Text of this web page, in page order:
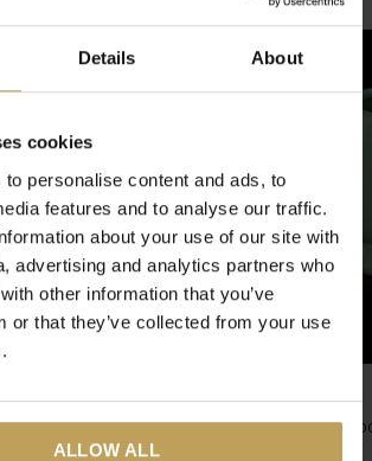
Details About
cookies
personalise content and ads, to
features and to analyse our traffic.
about your use of our site with
advertising and analytics partners who
other information that you’ve
or that they’ve collected from your use
ALLOW ALL
Houder voor